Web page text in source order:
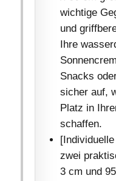
wichtige
und
Ihre
Snacks
sicher auf,
Platz in
schaffen.
zwei
3 cm und